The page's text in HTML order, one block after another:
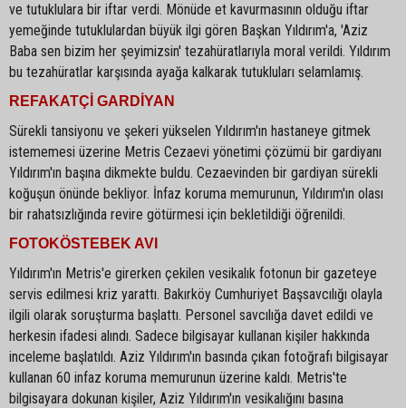
ve tutuklulara bir iftar verdi. Mönüde et kavurmasının olduğu iftar
yemeğinde tutuklulardan büyük ilgi gören Başkan Yıldırım'a, 'Aziz
Baba sen bizim her şeyimizsin' tezahüratlarıyla moral verildi. Yıldırım
bu tezahüratlar karşısında ayağa kalkarak tutukluları selamlamış.
REFAKATÇİ GARDİYAN
Sürekli tansiyonu ve şekeri yükselen Yıldırım'ın hastaneye gitmek
istememesi üzerine Metris Cezaevi yönetimi çözümü bir gardiyanı
Yıldırım'ın başına dikmekte buldu. Cezaevinden bir gardiyan sürekli
koğuşun önünde bekliyor. İnfaz koruma memurunun, Yıldırım'ın olası
bir rahatsızlığında revire götürmesi için bekletildiği öğrenildi.
FOTOKÖSTEBEK AVI
Yıldırım'ın Metris'e girerken çekilen vesikalık fotonun bir gazeteye
servis edilmesi kriz yarattı. Bakırköy Cumhuriyet Başsavcılığı olayla
ilgili olarak soruşturma başlattı. Personel savcılığa davet edildi ve
herkesin ifadesi alındı. Sadece bilgisayar kullanan kişiler hakkında
inceleme başlatıldı. Aziz Yıldırım'ın basında çıkan fotoğrafı bilgisayar
kullanan 60 infaz koruma memurunun üzerine kaldı. Metris'te
bilgisayara dokunan kişiler, Aziz Yıldırım'ın vesikalığını basına